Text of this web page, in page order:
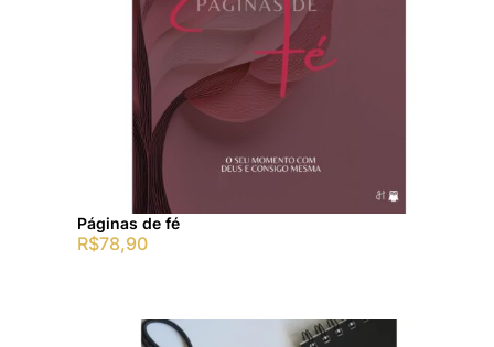
Páginas de fé
R$78,90